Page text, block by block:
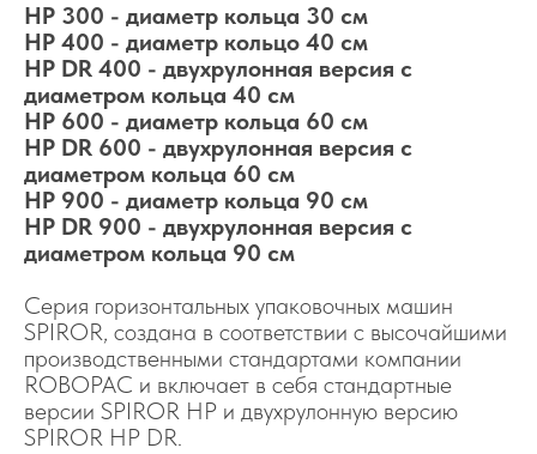
HP 300 - диаметр кольца 30 см
HP 400 - диаметр кольцо 40 см
HP DR 400 - двухрулонная версия с
диаметром кольца 40 см
HP 600 - диаметр кольца 60 см
HP DR 600 - двухрулонная версия с
диаметром кольца 60 см
HP 900 - диаметр кольца 90 см
HP DR 900 - двухрулонная версия с
диаметром кольца 90 см
Серия горизонтальных упаковочных машин
SPIROR, создана в соответствии с высочайшими
производственными стандартами компании
ROBOPAC и включает в себя стандартные
версии SPIROR HP и двухрулонную версию
SPIROR HP DR.